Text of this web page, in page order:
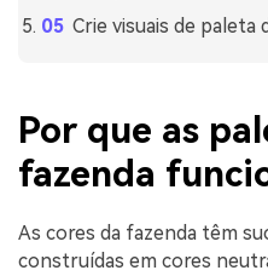
Crie visuais de paleta
Por que as
fazenda
As cores da fazenda têm
construídas em cores